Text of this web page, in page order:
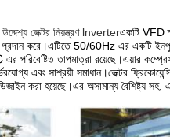
ভেক্টর নিয়ন্ত্রণ lnverterএকটি VFD
প্রদান করে।এটিতে 50/60Hz এর একটি
তাপমাত্রা রয়েছে।এয়ার
এবং সাশ্রয়ী সমাধান।ভেক্টর
করা হয়েছে।এর অসামান্য বৈশিষ্ট্য সহ,